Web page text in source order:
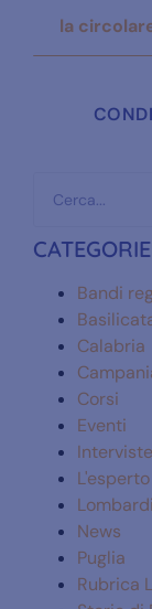
la
CATEGORIE
Bandi
Calabria
Corsi
Eventi
Interviste
News
Puglia
Rubrica